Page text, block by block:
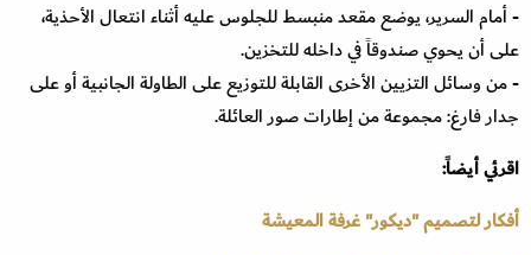
- أمام السرير، يوضع مقعد منبسط للجلوس عليه أثناء انتعال الأحذية،
على أن يحوي صندوقاً في داخله للتخزين.
- من وسائل التزيين الأخرى القابلة للتوزيع على الطاولة الجانبية أو على
جدار فارغ: مجموعة من إطارات صور العائلة.
اقرئي أيضاً:
أفكار لتصميم "ديكور" غرفة المعيشة